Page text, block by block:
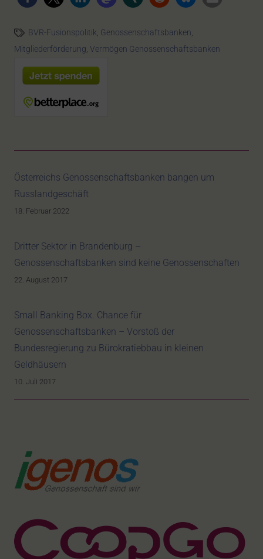
BVR-Fusionspolitik, Genossenschaftsbanken,
Mitgliederförderung, Vermögen Genossenschaftsbanken
Österreichs Genossenschaftsbanken bangen um
Russlandgeschäft
18. Februar 2022
Dritter Sektor in Brandenburg –
Genossenschaftsbanken sind keine Genossenschaften
22. August 2017
Small Banking Box. Chance für
Genossenschaftsbanken – Vorstoß der
Bundesregierung zu Bürokratiebbau in kleinen
Geldhäusern
10. Juli 2017